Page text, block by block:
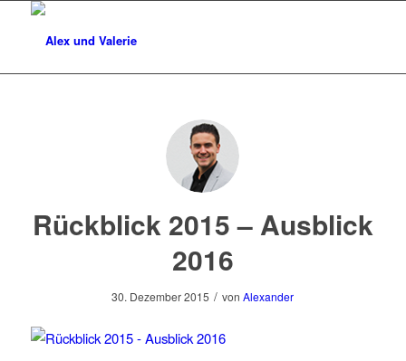
Rückblick 2015 – Ausblick
2016
30. Dezember 2015 / vonAlexander